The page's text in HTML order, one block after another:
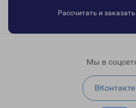
Рассчитать и
Мы в
ВКонтакте